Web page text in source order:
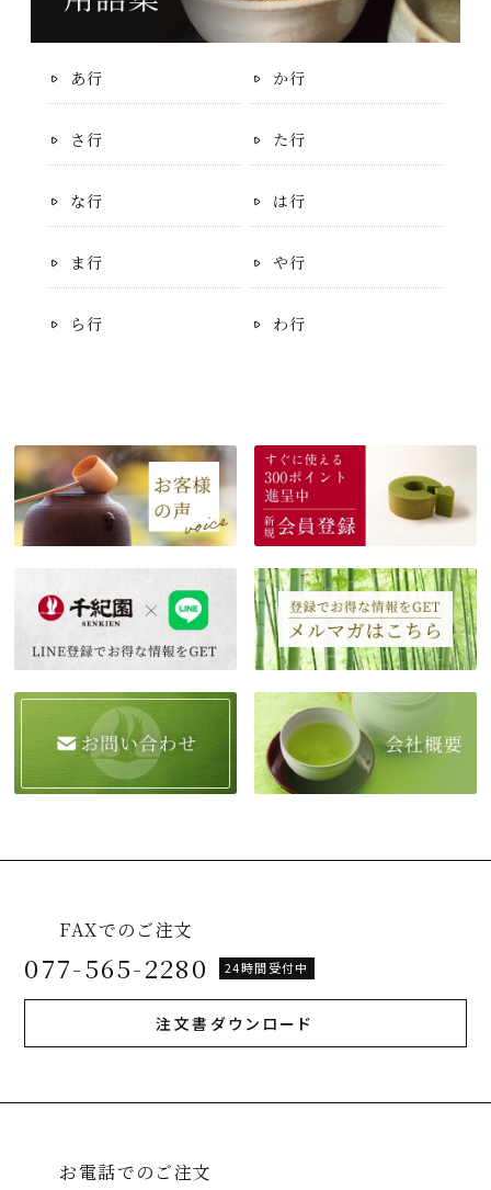
あ行 か行
さ行 た行
な行 は行
ま行 や行
ら行 わ行
FAXでのご注文
077-565-2280 24時間受付中
注文書ダウンロード
お電話でのご注文